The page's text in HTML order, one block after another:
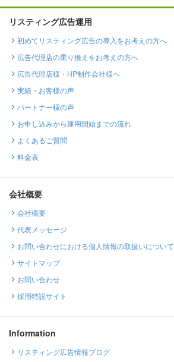
リスティング広告運用
初めてリスティング広告の導入をお考えの方へ
広告代理店の乗り換えをお考えの方へ
広告代理店様・HP制作会社様へ
実績・お客様の声
パートナー様の声
お申し込みから運用開始までの流れ
よくあるご質問
料金表
会社概要
会社概要
代表メッセージ
お問い合わせにおける個人情報の取扱いについて
サイトマップ
お問い合わせ
採用特設サイト
Information
リスティング広告情報ブログ